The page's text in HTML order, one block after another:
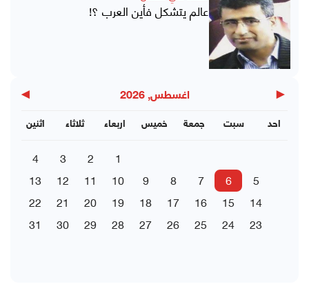
عالم يتشكل فأين العرب ؟!
◀ اغسطس, 2026 ▶
اثنين ثلاثاء اربعاء خميس جمعة سبت احد
1
2
3
4
5
6
7
8
9
10
11
12
13
14
15
16
17
18
19
20
21
22
23
24
25
26
27
28
29
30
31